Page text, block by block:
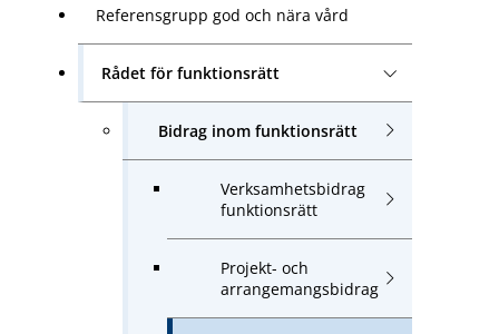
Referensgrupp god och nära vård
Rådet för funktionsrätt
Bidrag inom funktionsrätt
Verksamhetsbidrag
funktionsrätt
Projekt- och
arrangemangsbidrag